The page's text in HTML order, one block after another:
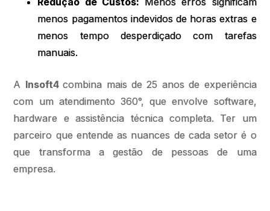
menos pagamentos indevidos de horas extras e
menos tempo desperdiçado com tarefas
manuais.
A Insoft4combina mais de 25 anos de experiência
com um atendimento 360°, que envolve software,
hardware e assistência técnica completa. Ter um
parceiro que entende as nuances de cada setor é o
que transforma a gestão de pessoas de uma
empresa.